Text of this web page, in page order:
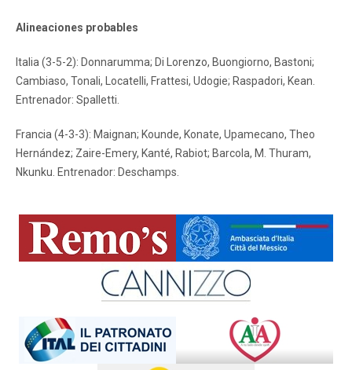
Alineaciones probables
Italia (3-5-2): Donnarumma; Di Lorenzo, Buongiorno, Bastoni;
Cambiaso, Tonali, Locatelli, Frattesi, Udogie; Raspadori, Kean.
Entrenador: Spalletti.
Francia (4-3-3): Maignan; Kounde, Konate, Upamecano, Theo
Hernández; Zaire-Emery, Kanté, Rabiot; Barcola, M. Thuram,
Nkunku. Entrenador: Deschamps.